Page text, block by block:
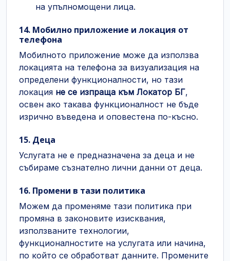
на упълномощени лица.
14. Мобилно приложение и локация от
телефона
Мобилното приложение може да използва
локацията на телефона за визуализация на
определени функционалности, но тази
локация не се изпраща към Локатор БГ,
освен ако такава функционалност не бъде
изрично въведена и оповестена по-късно.
15. Деца
Услугата не е предназначена за деца и не
събираме съзнателно лични данни от деца.
16. Промени в тази политика
Можем да променяме тази политика при
промяна в законовите изисквания,
използваните технологии,
функционалностите на услугата или начина,
по който се обработват данните. Промените